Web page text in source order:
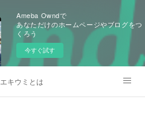
Ameba Owndで
あなただけのホームページやブログをつ
くろう
今すぐ試す
エキウミとは